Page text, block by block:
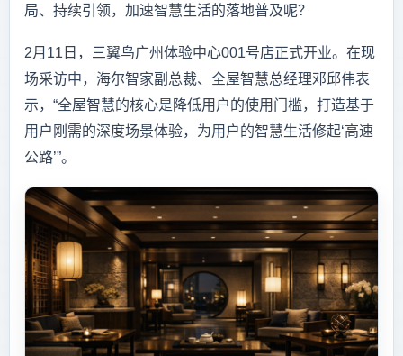
局、持续引领，加速智慧生活的落地普及呢？
2月11日，三翼鸟广州体验中心001号店正式开业。在现
场采访中，海尔智家副总裁、全屋智慧总经理邓邱伟表
示，“全屋智慧的核心是降低用户的使用门槛，打造基于
用户刚需的深度场景体验，为用户的智慧生活修起‘高速
公路’”。